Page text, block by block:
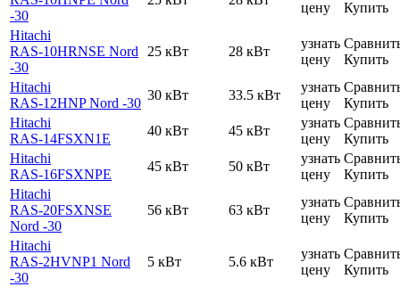
-30
цену
Купить
Hitachi
RAS-10HRNSE Nord
-30
25 кВт 28 кВт
узнать
цену
Купить
Hitachi
RAS-12HNP Nord -30
30 кВт 33.5 кВт
узнать
цену
Купить
Hitachi
RAS-14FSXN1E
40 кВт 45 кВт
узнать
цену
Купить
Hitachi
RAS-16FSXNPE
45 кВт 50 кВт
узнать
цену
Купить
Hitachi
RAS-20FSXNSE
Nord -30
56 кВт 63 кВт
узнать
цену
Купить
Hitachi
RAS-2HVNP1 Nord
-30
5 кВт 5.6 кВт
узнать
цену
Купить